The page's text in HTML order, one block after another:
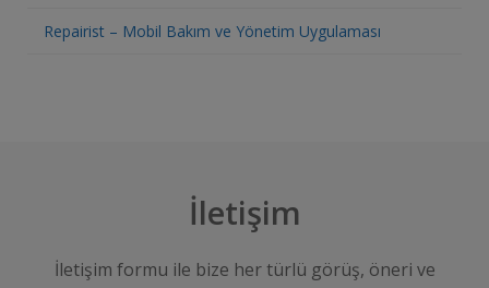
Repairist – Mobil Bakım ve Yönetim Uygulaması
İletişim
İletişim formu ile bize her türlü görüş, öneri ve